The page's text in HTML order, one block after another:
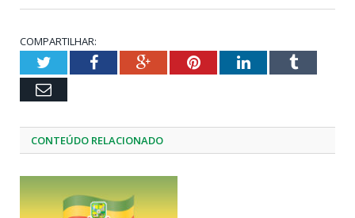
COMPARTILHAR:
TwitterFacebookGoogle+PinterestLinkedInTumblr
Email
CONTEÚDO RELACIONADO